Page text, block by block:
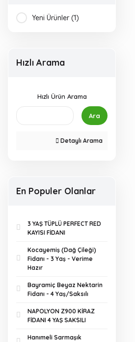
Yeni Ürünler (1)
Hızlı Arama
Hızlı Ürün Arama
Ara
Detaylı Arama
En Populer Olanlar
3 YAŞ TÜPLÜ PERFECT RED
KAYISI FİDANI
Kocayemiş (Dağ Çileği)
Fidanı - 3 Yaş - Verime
Hazır
Bayramiç Beyaz Nektarin
Fidanı - 4 Yaş/Saksılı
NAPOLYON Z900 KİRAZ
FİDANI 4 YAŞ SAKSILI
Hanımeli Sarmaşık